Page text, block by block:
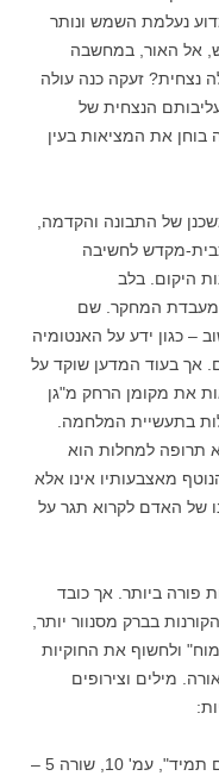
נעלמת השמש ונותר
אל האור, במחשבה
נצחית? זעקה כנה עולה
הנצחית של
את המציאות בעין
של התבונה והקדמה,
מקדש לחשיבה
היקום. בלב
מעבדת המחקר. שם
– כגון ידע על האנטומיה
אך בעוד המדען שוקד על
את מקומן הרחק מ"גן
בתעשיית המלחמה.
תרופה למחלות הוא
מאצבעותיו אינו אלא
של האדם לקרוא תגר על
פורה ביותר. אך כובד
בברק מסנוור יותר,
ולחשוף את החוקיות
מילים וצירופים
מילים המסכמות שורות קודמות ("ואם תמיד", עמ' 10, שורה 5 –